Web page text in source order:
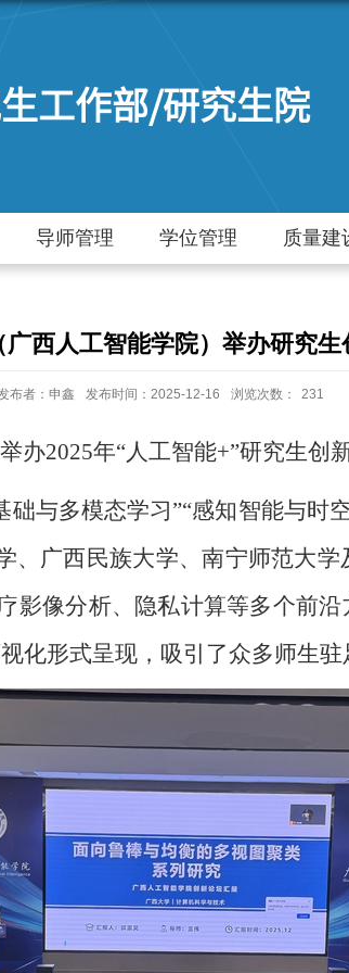
工作部/研究生院
导师管理 学位管理 质量建
西人工智能学院）举办研究生
布者：申鑫 发布时间：2025-12-16 浏览次数： 231
办2025年“人工智能+”研究生创
与多模态学习”“感知智能与时
、广西民族大学、南宁师范大学
影像分析、隐私计算等多个前
化形式呈现，吸引了众多师生驻